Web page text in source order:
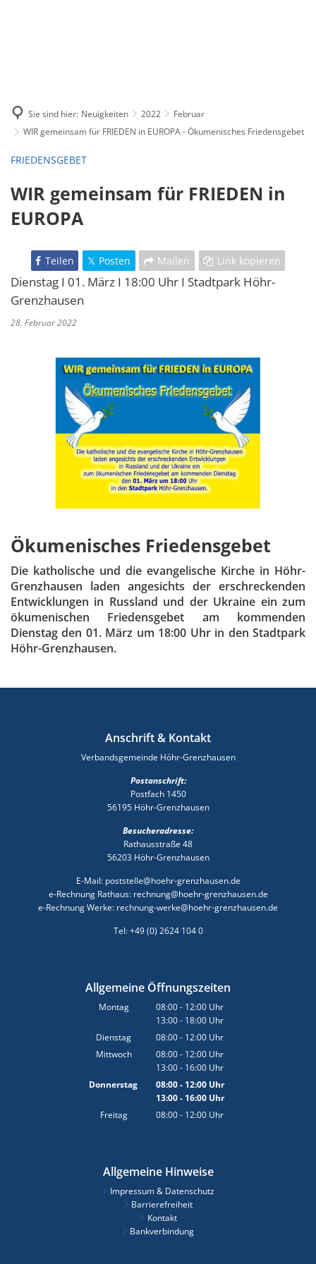
Sie sind hier: Neuigkeiten 2022
Februar
WIR gemeinsam für FRIEDEN in EUROPA - Ökumenisches Friedensgebet
FRIEDENSGEBET
WIR gemeinsam für FRIEDEN in
EUROPA
Teilen Posten Mailen Link kopieren
Dienstag I 01. März I 18:00 Uhr I Stadtpark Höhr-
Grenzhausen
28. Februar 2022
Ökumenisches Friedensgebet
Die katholische und die evangelische Kirche in Höhr-
Grenzhausen laden angesichts der erschreckenden
Entwicklungen in Russland und der Ukraine ein zum
ökumenischen Friedensgebet am kommenden
Dienstag den 01. März um 18:00 Uhr in den Stadtpark
Höhr-Grenzhausen.
Anschrift & Kontakt
Verbandsgemeinde Höhr-Grenzhausen
Postanschrift:
Postfach 1450
56195 Höhr-Grenzhausen
Besucheradresse:
Rathausstraße 48
56203 Höhr-Grenzhausen
E-Mail: poststelle@hoehr-grenzhausen.de
e-Rechnung Rathaus: rechnung@hoehr-grenzhausen.de
e-Rechnung Werke: rechnung-werke@hoehr-grenzhausen.de
Tel: +49 (0) 2624 104 0
Allgemeine Öffnungszeiten
Montag 08:00- 12:00 Uhr
Von 08:00 bis 12:00 Uhr
13:00- 18:00 Uhr
Von 13:00 bis 18:00 Uhr
Dienstag 08:00- 12:00 Uhr
Von 08:00 bis 12:00 Uhr
Mittwoch 08:00- 12:00 Uhr
Von 08:00 bis 12:00 Uhr
13:00- 16:00 Uhr
Von 13:00 bis 16:00 Uhr
Donnerstag 08:00- 12:00Uhr
Von 08:00 bis 12:00 Uhr
13:00- 16:00Uhr
Von 13:00 bis 16:00 Uhr
Freitag 08:00- 12:00 Uhr
Allgemeine Hinweise
Impressum & Datenschutz
Barrierefreiheit
Kontakt
Bankverbindung